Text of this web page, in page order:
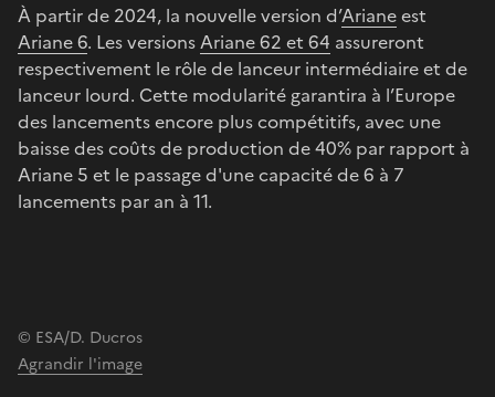
À partir de 2024, la nouvelle version d’Arianeest
Ariane 6. Les versionsAriane 62 et 64 assureront
respectivement le rôle de lanceur intermédiaire et de
lanceur lourd. Cette modularité garantira à l’Europe
des lancements encore plus compétitifs, avec une
baisse des coûts de production de 40% par rapport à
Ariane 5 et le passage d'une capacité de 6 à 7
lancements par an à 11.
© ESA/D. Ducros
Agrandir l'image